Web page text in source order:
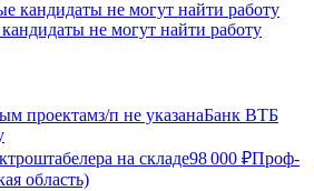
не могут найти работу
проектамз/п не указанаБанк ВТБ
на складе98 000 ₽Проф-
область)